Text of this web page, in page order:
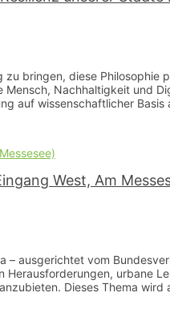
bringen, diese
Nachhaltigkeit und
auf wissenschaftlicher
West, Am
ausgerichtet vom
urbane
Dieses Thema wird